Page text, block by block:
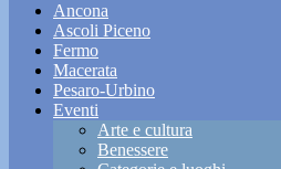
Ancona
Ascoli Piceno
Fermo
Macerata
Pesaro-Urbino
Eventi
Arte e cultura
Benessere